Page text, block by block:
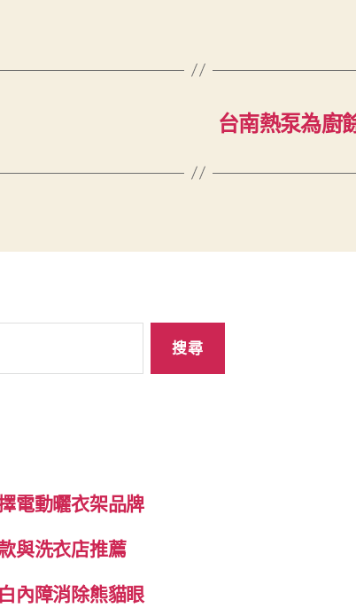
台南熱泵為廚
電動曬衣架品牌
與洗衣店推薦
內障消除熊貓眼